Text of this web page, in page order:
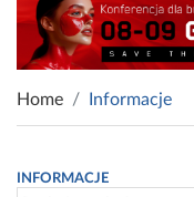
Home Informacje
INFORMACJE